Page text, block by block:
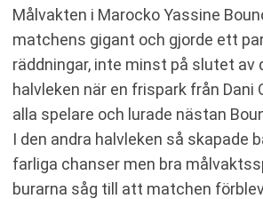
Målvakten i Marocko Yassine
matchens gigant och gjorde ett
räddningar, inte minst på slutet av
halvleken när en frispark från Dani
alla spelare och lurade nästan
I den andra halvleken så skapade
farliga chanser men bra
burarna såg till att matchen